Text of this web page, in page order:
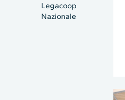
Legacoop
Nazionale